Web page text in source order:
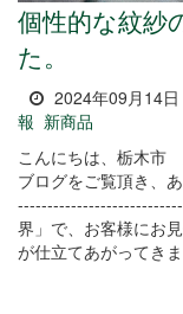
個性的な紋紗
た。
2024年09月14日
報 新商品
こんにちは、栃木市
ブログをご覧頂き、
界」で、お客様にお
が仕立てあがってき